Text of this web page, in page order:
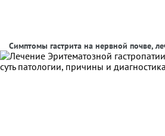
Симптомы гастрита на нервной почве,